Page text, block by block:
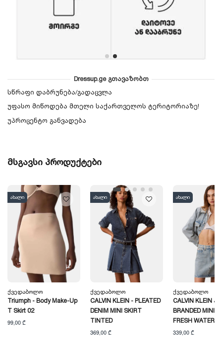
Dressup.ge გთავაზობთ
სწრაფი დაბრუნება/გადაცვლა
უფასო მიწოდება მთელი საქართველოს ტერიტორიაზე!
უპროცენტო განვადება
მსგავსი პროდუქტები
ახალი
Ქვედაბოლო
Triumph - Body Make-Up
T Skirt 02
99,00 ₾
ახალი
Ქვედაბოლო
CALVIN KLEIN - PLEATED
DENIM MINI SKIRT
TINTED
369,00 ₾
ახალი
Ქვედაბოლო
CALVIN KLEIN
BRANDED MINI
FRESH WATER
339,00 ₾